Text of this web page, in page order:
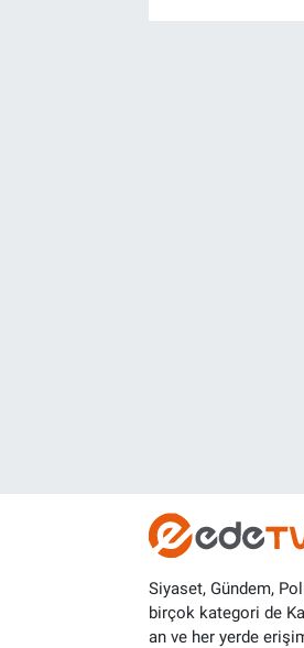
Siyaset, Gündem,
birçok kategori de
an ve her yerde